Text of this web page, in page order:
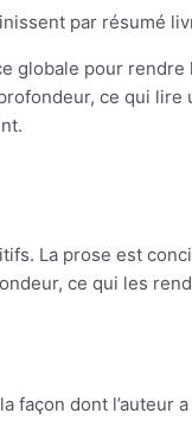
par résumé
pour
ce qui
La prose est
ce qui les
façon dont